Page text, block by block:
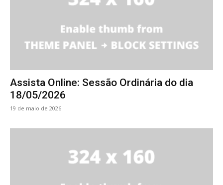
Assista Online: Sessão Ordinária do dia
18/05/2026
19 de maio de 2026